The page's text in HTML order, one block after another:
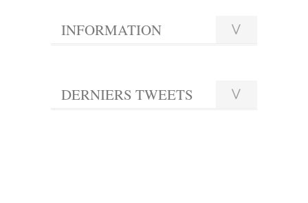
INFORMATION
DERNIERS TWEETS